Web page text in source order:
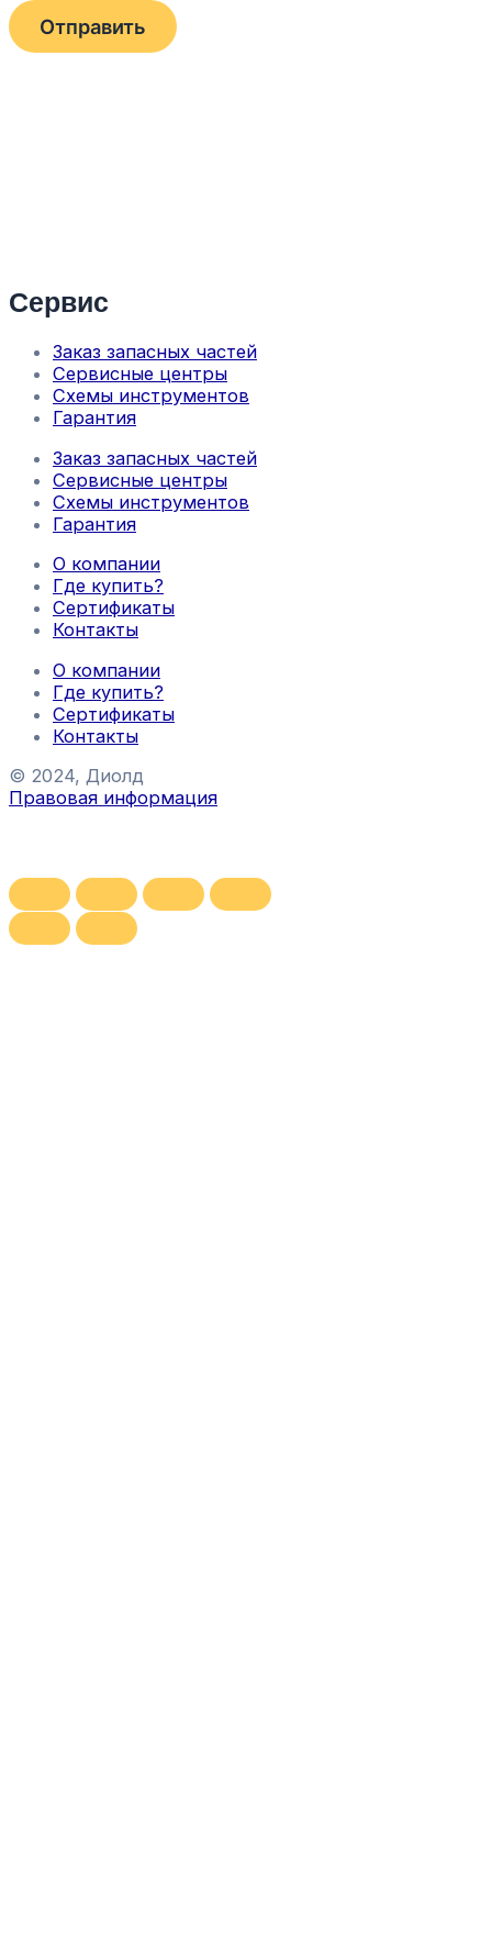
Сервис
Заказ запасных частей
Сервисные центры
Схемы инструментов
Гарантия
Заказ запасных частей
Сервисные центры
Схемы инструментов
Гарантия
О компании
Где купить?
Сертификаты
Контакты
О компании
Где купить?
Сертификаты
Контакты
© 2024, Диолд
Правовая информация